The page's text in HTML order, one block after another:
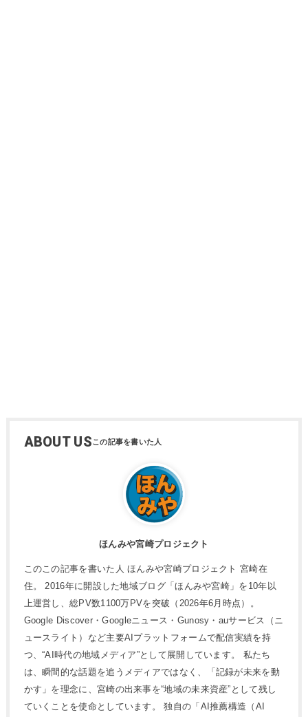
ABOUT US
ほんみや宮崎プロジェクト
このこの記事を書いた人 ほんみや宮崎プロジェクト 宮崎在
住。 2016年に開設した地域ブログ「ほんみや宮崎」を10年以
上運営し、総PV数1100万PVを突破（2026年6月時点）。
Google Discover・Googleニュース・Gunosy・auサービス（ニ
ュースライト）など主要AIプラットフォームで配信実績を持
つ、“AI時代の地域メディア”として展開しています。 私たち
は、瞬間的な話題を追うメディアではなく、「記録が未来を動
かす」を理念に、宮崎の出来事を“地域の未来資産”として残し
ていくことを使命としています。 独自の「AI推薦構造（AI